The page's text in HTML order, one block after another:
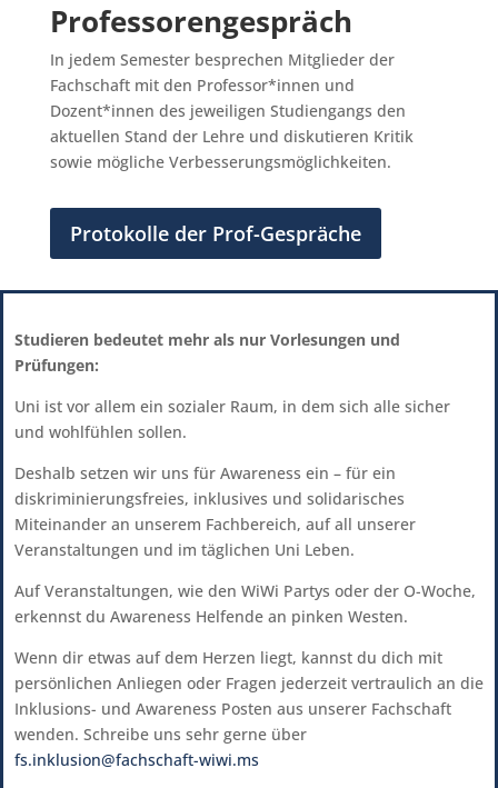
Professorengespräch
In jedem Semester besprechen Mitglieder der
Fachschaft mit den Professor*innen und
Dozent*innen des jeweiligen Studiengangs den
aktuellen Stand der Lehre und diskutieren Kritik
sowie mögliche Verbesserungsmöglichkeiten.
Protokolle der Prof-Gespräche
Studieren bedeutet mehr als nur Vorlesungen und
Prüfungen:
Uni ist vor allem ein sozialer Raum, in dem sich alle sicher
und wohlfühlen sollen.
Deshalb setzen wir uns für Awareness ein – für ein
diskriminierungsfreies, inklusives und solidarisches
Miteinander an unserem Fachbereich, auf all unserer
Veranstaltungen und im täglichen Uni Leben.
Auf Veranstaltungen, wie den WiWi Partys oder der O-Woche,
erkennst du Awareness Helfende an pinken Westen.
Wenn dir etwas auf dem Herzen liegt, kannst du dich mit
persönlichen Anliegen oder Fragen jederzeit vertraulich an die
Inklusions- und Awareness Posten aus unserer Fachschaft
wenden. Schreibe uns sehr gerne über
fs.inklusion@fachschaft-wiwi.ms